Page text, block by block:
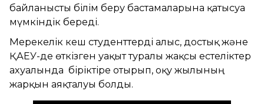
байланысты білім беру бастамаларына қатысуға
мүмкіндік береді.
Мерекелік кеш студенттерді алғыс, достық және
ҚАЕУ-де өткізген уақыт туралы жақсы естеліктер
ахуалында біріктіре отырып, оқу жылының
жарқын аяқталуы болды.